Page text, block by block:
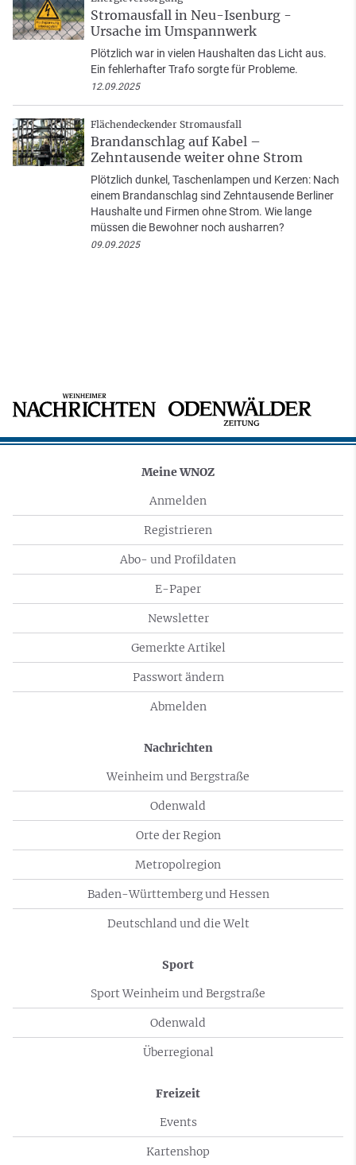
Stromausfall in Neu-Isenburg -
Ursache im Umspannwerk
Plötzlich war in vielen Haushalten das Licht aus.
Ein fehlerhafter Trafo sorgte für Probleme.
12.09.2025
Flächendeckender Stromausfall
Brandanschlag auf Kabel –
Zehntausende weiter ohne Strom
Plötzlich dunkel, Taschenlampen und Kerzen: Nach
einem Brandanschlag sind Zehntausende Berliner
Haushalte und Firmen ohne Strom. Wie lange
müssen die Bewohner noch ausharren?
09.09.2025
Meine WNOZ
Anmelden
Registrieren
Abo- und Profildaten
E-Paper
Newsletter
Gemerkte Artikel
Passwort ändern
Abmelden
Nachrichten
Weinheim und Bergstraße
Odenwald
Orte der Region
Metropolregion
Baden-Württemberg und Hessen
Deutschland und die Welt
Sport
Sport Weinheim und Bergstraße
Odenwald
Überregional
Freizeit
Events
Kartenshop